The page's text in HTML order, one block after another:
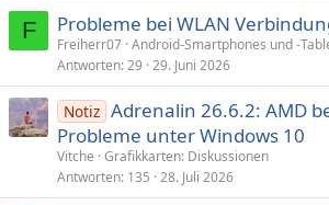
F Probleme bei WLAN
Freiherr07 Android-Smartphones und -
Antworten 29 29. Juni 2026
Notiz Adrenalin 26.6.2: AMD
Probleme unter Windows 10
Vitche Grafikkarten: Diskussionen
Antworten 135 28. Juli 2026